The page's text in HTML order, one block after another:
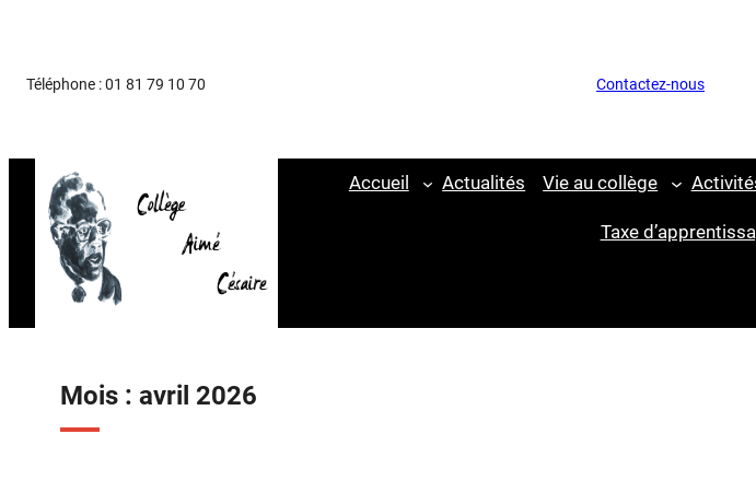
contenu
Téléphone : 01 81 79 10 70 Contactez-nous
Accueil Actualités Vie au collège
Taxe
Mois :avril 2026